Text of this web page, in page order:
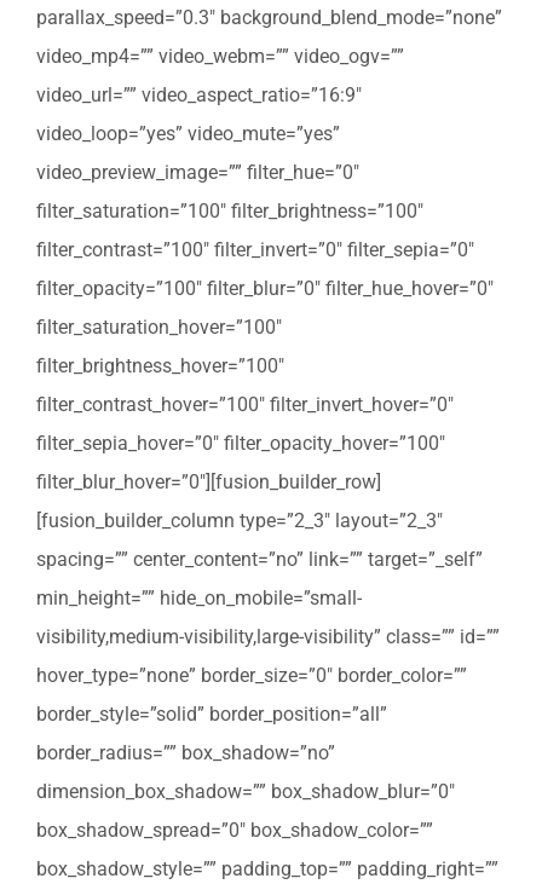
parallax_speed=”0.3″ background_blend_mode=”none”
video_mp4=”” video_webm=”” video_ogv=””
video_url=”” video_aspect_ratio=”16:9″
video_loop=”yes” video_mute=”yes”
video_preview_image=”” filter_hue=”0″
filter_saturation=”100″ filter_brightness=”100″
filter_contrast=”100″ filter_invert=”0″ filter_sepia=”0″
filter_opacity=”100″ filter_blur=”0″ filter_hue_hover=”0″
filter_saturation_hover=”100″
filter_brightness_hover=”100″
filter_contrast_hover=”100″ filter_invert_hover=”0″
filter_sepia_hover=”0″ filter_opacity_hover=”100″
filter_blur_hover=”0″][fusion_builder_row]
[fusion_builder_column type=”2_3″ layout=”2_3″
spacing=”” center_content=”no” link=”” target=”_self”
min_height=”” hide_on_mobile=”small-
visibility,medium-visibility,large-visibility” class=”” id=””
hover_type=”none” border_size=”0″ border_color=””
border_style=”solid” border_position=”all”
border_radius=”” box_shadow=”no”
dimension_box_shadow=”” box_shadow_blur=”0″
box_shadow_spread=”0″ box_shadow_color=””
box_shadow_style=”” padding_top=”” padding_right=””